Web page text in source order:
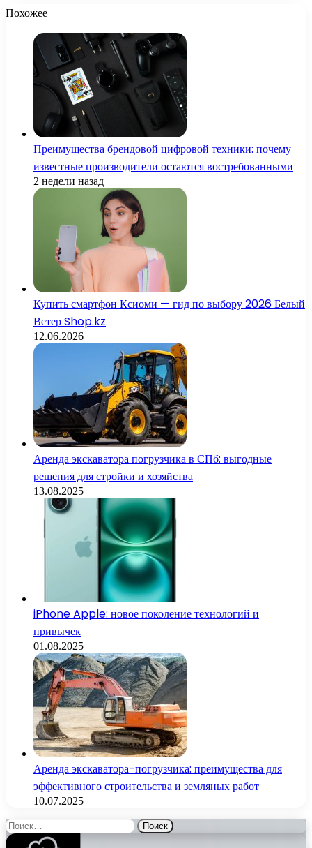
Похожее
Преимущества брендовой цифровой техники: почему
известные производители остаются востребованными
2 недели назад
Купить смартфон Ксиоми — гид по выбору 2026 Белый
Ветер Shop.kz
12.06.2026
Аренда экскаватора погрузчика в СПб: выгодные
решения для стройки и хозяйства
13.08.2025
iPhone Apple: новое поколение технологий и
привычек
01.08.2025
Аренда экскаватора-погрузчика: преимущества для
эффективного строительства и земляных работ
10.07.2025
Найти: